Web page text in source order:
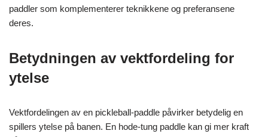
paddler som komplementerer teknikkene og preferansene
deres.
Betydningen av vektfordeling for
ytelse
Vektfordelingen av en pickleball-paddle påvirker betydelig en
spillers ytelse på banen. En hode-tung paddle kan gi mer kraft